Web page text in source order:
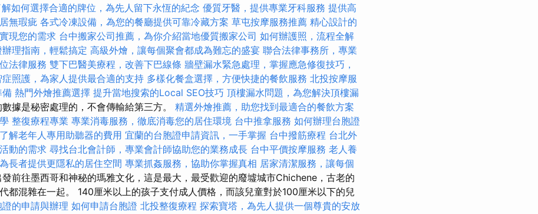
解如何選擇合適的牌位，為先人留下永恆的紀念 優質牙醫，提供專業牙科服務 提供高
無瑕疵 各式冷凍設備，為您的餐廳提供可靠冷藏方案 草屯按摩服務推薦 精心設計的
現您的需求 台中搬家公司推薦，為你介紹當地優質搬家公司 如何辦護照，流程全解
理指南，輕鬆搞定 高級外燴，讓每個聚會都成為難忘的盛宴 聯合法律事務所，專業
法律服務 雙下巴醫美療程，改善下巴線條 牆壁漏水緊急處理，掌握應急修復技巧，
症照護，為家人提供最合適的支持 多樣化餐盒選擇，方便快捷的餐飲服務 北投按摩服
備 熱門外燴推薦選擇 提升當地搜索的Local SEO技巧 頂樓漏水問題，為您解決頂樓漏
據是秘密處理的，不會傳輸給第三方。 精選外燴推薦，助您找到最適合的餐飲方案
整復療程專業 專業消毒服務，徹底消毒您的居住環境 台中推拿服務 如何辦理台胞證
解老年人專用助聽器的費用 宜蘭的台胞證申請資訊，一手掌握 台中撥筋療程 台北外
動的需求 尋找台北會計師，專業會計師協助您的業務成長 台中平價按摩服務 老人養
長者提供更隱私的居住空間 專業抓姦服務，協助你掌握真相 居家清潔服務，讓每個
發前往墨西哥和神秘的瑪雅文化，這是最大，最受歡迎的廢墟城市Chichene，古老的
都混雜在一起。 140厘米以上的孩子支付成人價格，而該兒童對於100厘米以下的兒
的申請與辦理 如何申請台胞證 北投整復療程 探索寶塔，為先人提供一個尊貴的安放